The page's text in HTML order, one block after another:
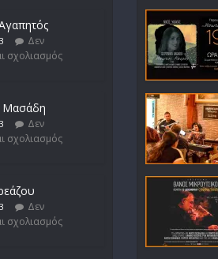
Δεν
σχολιασμός
Μασάδη
Δεν
σχολιασμός
Δεν
σχολιασμός